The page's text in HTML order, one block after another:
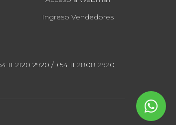
Ingreso Vendedores
11 2120 2920 / +54 11 2808 2920